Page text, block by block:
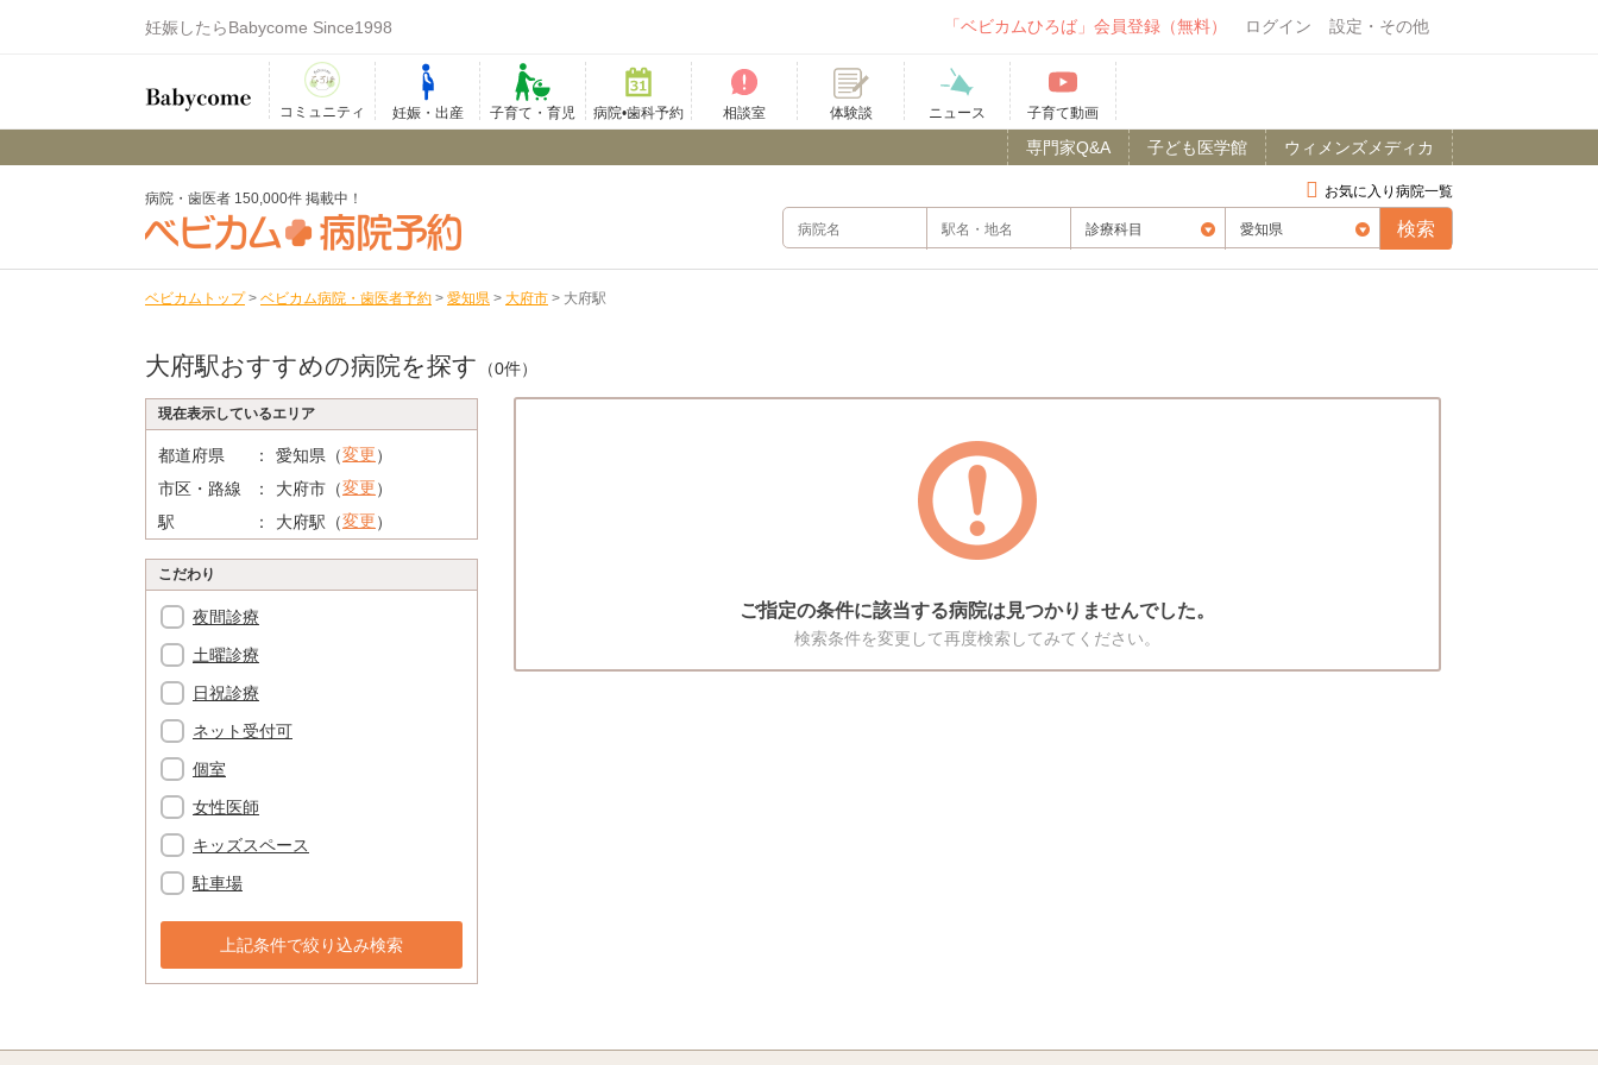
妊娠したらBabycome Since1998 「ベビカムひろば」会員登録（無料） ログイン 設定・その他
コミュニティ 妊娠・出産 子育て・育児 病院•歯科予約 相談室 体験談 ニュース 子育て動画
ウィメンズメディカ
子ども医学館
専門家Q&A
お気に入り病院一覧
病院・歯医者 150,000件 掲載中！
ベビカムトップ > ベビカム病院・歯医者予約 > 愛知県 > 大府市 > 大府駅
大府駅おすすめの病院を探す （0件）
現在表示しているエリア
都道府県 愛知県（変更）
市区・路線
大府市（変更）
駅
大府駅（変更）
こだわり
夜間診療
土曜診療
日祝診療
ネット受付可
個室
女性医師
キッズスペース
駐車場
上記条件で絞り込み検索
ご指定の条件に該当する病院は見つかりませんでした。
検索条件を変更して再度検索してみてください。